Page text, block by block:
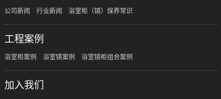
公司新闻 行业新闻 浴室柜（镜）保养常识
工程案例
浴室柜案例 浴室镜案例 浴室镜柜组合案例
加入我们